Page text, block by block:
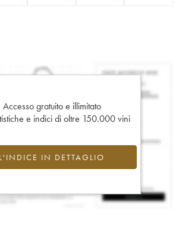
Accesso gratuito e illimitato
e indici di oltre 150.000 vini
L'INDICE IN DETTAGLIO